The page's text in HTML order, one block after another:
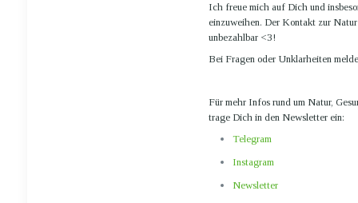
Ich freue mich auf Dich und
einzuweihen. Der Kontakt zur
unbezahlbar <3!
Bei Fragen oder Unklarheiten
Für mehr Infos rund um Natur,
trage Dich in den Newsletter ein:
Telegram
Instagram
Newsletter